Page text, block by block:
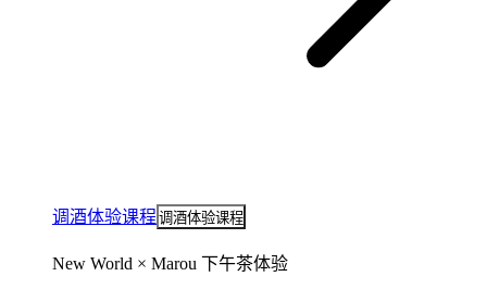
调酒体验课程 调酒体验课程
New World × Marou 下午茶体验